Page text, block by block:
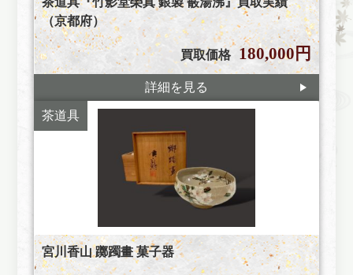
（京都府）
買取価格 180,000円
詳細を見る
茶道具
宮川香山 躑躅畫 菓子器